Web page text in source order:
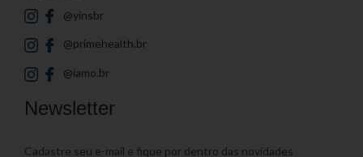
@yinsbr
@primehealth.br
@iamo.br
Newsletter
Cadastre seu e-mail e fique por dentro das novidades